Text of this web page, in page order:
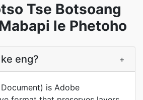
Tse Botsoang
le Phetoho
eng? +
is Adobe